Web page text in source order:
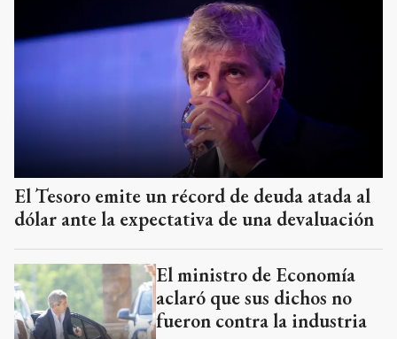
El Tesoro emite un récord de deuda atada al
dólar ante la expectativa de una devaluación
El ministro de Economía
aclaró que sus dichos no
fueron contra la industria